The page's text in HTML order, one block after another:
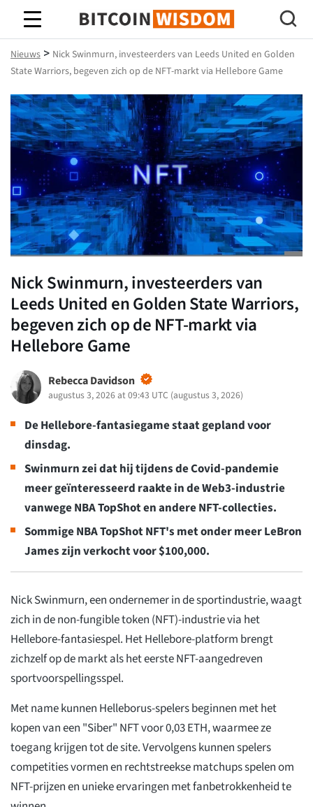
Bitcoin-wijsheid
Nieuws > Nick Swinmurn, investeerders van Leeds United en Golden
State Warriors, begeven zich op de NFT-markt via Hellebore Game
Nick Swinmurn, investeerders van
Leeds United en Golden State Warriors,
begeven zich op de NFT-markt via
Hellebore Game
Rebecca Davidson
augustus 3, 2026 at 09:43 UTC (augustus 3, 2026)
De Hellebore-fantasiegame staat gepland voor
dinsdag.
Swinmurn zei dat hij tijdens de Covid-pandemie
meer geïnteresseerd raakte in de Web3-industrie
vanwege NBA TopShot en andere NFT-collecties.
Sommige NBA TopShot NFT's met onder meer LeBron
James zijn verkocht voor $100,000.
Nick Swinmurn, een ondernemer in de sportindustrie, waagt
zich in de non-fungible token (NFT)-industrie via het
Hellebore-fantasiespel. Het Hellebore-platform brengt
zichzelf op de markt als het eerste NFT-aangedreven
sportvoorspellingsspel.
Met name kunnen Helleborus-spelers beginnen met het
kopen van een "Siber" NFT voor 0,03 ETH, waarmee ze
toegang krijgen tot de site. Vervolgens kunnen spelers
competities vormen en rechtstreekse matchups spelen om
NFT-prijzen en unieke ervaringen met fanbetrokkenheid te